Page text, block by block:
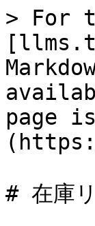
> For
page
# 在庫